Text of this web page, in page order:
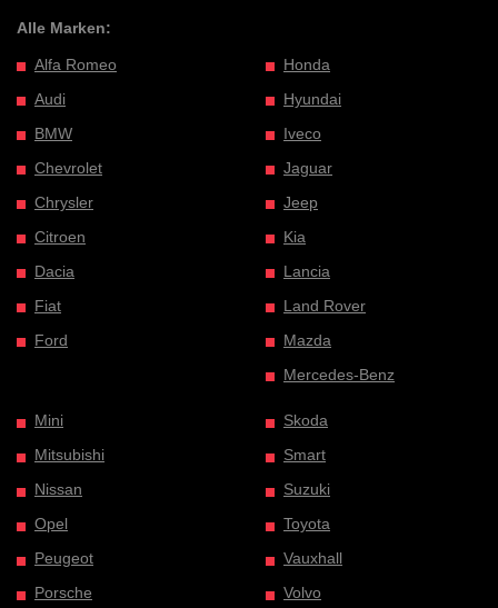
Alle Marken:
Alfa Romeo
Audi
BMW
Chevrolet
Chrysler
Citroen
Dacia
Fiat
Ford
Honda
Hyundai
Iveco
Jaguar
Jeep
Kia
Lancia
Land Rover
Mazda
Mercedes-Benz
Mini
Mitsubishi
Nissan
Opel
Peugeot
Porsche
Skoda
Smart
Suzuki
Toyota
Vauxhall
Volvo